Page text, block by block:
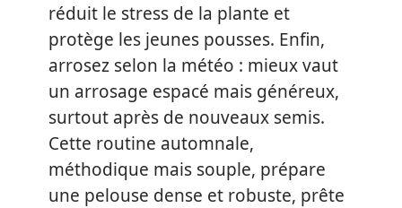
réduit le stress de la plante et
protège les jeunes pousses. Enfin,
arrosez selon la météo : mieux vaut
un arrosage espacé mais généreux,
surtout après de nouveaux semis.
Cette routine automnale,
méthodique mais souple, prépare
une pelouse dense et robuste, prête